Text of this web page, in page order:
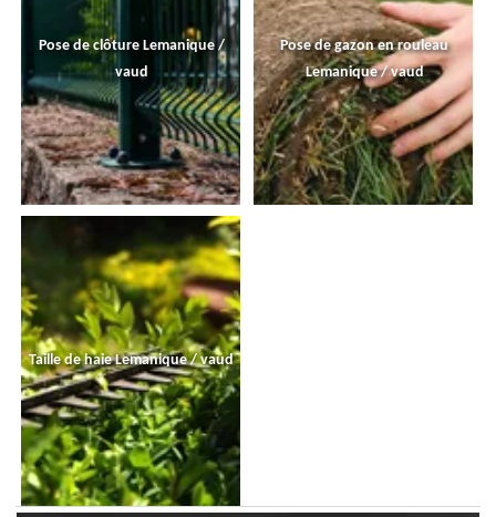
Pose de clôture Lemanique /
vaud
Pose de gazon en rouleau
Lemanique / vaud
Taille de haie Lemanique / vaud